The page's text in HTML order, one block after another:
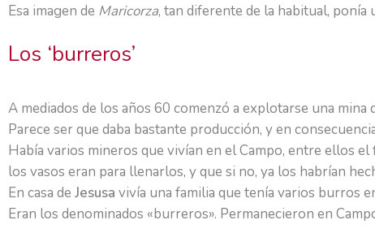
Esa imagen de Maricorza, tan diferente de la habitual, ponía
Los ‘burreros’
A mediados de los años 60 comenzó a explotarse una
Parece ser que daba bastante producción, y en
Había varios mineros que vivían en el Campo, entre ellos el
los vasos eran para llenarlos, y que si no, ya los habrían
En casa de Jesusa vivía una familia que tenía varios burros
Eran los denominados «burreros». Permanecieron en